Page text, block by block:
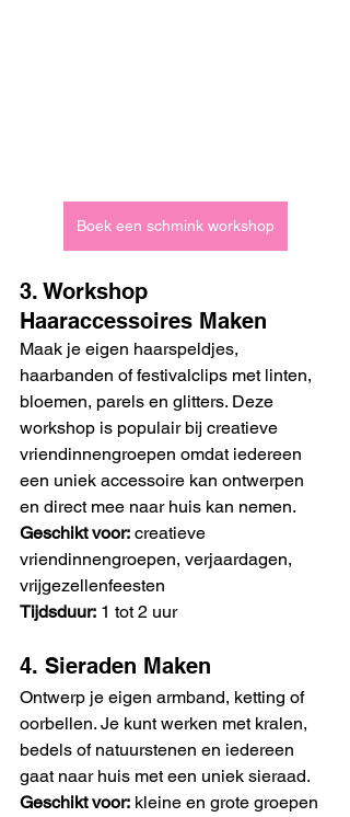
Boek een schmink workshop
3. Workshop
Haaraccessoires Maken
Maak je eigen haarspeldjes,
haarbanden of festivalclips met linten,
bloemen, parels en glitters. Deze
workshop is populair bij creatieve
vriendinnengroepen omdat iedereen
een uniek accessoire kan ontwerpen
en direct mee naar huis kan nemen.
Geschikt voor: creatieve
vriendinnengroepen, verjaardagen,
vrijgezellenfeesten
Tijdsduur: 1 tot 2 uur
4. Sieraden Maken
Ontwerp je eigen armband, ketting of
oorbellen. Je kunt werken met kralen,
bedels of natuurstenen en iedereen
gaat naar huis met een uniek sieraad.
Geschikt voor: kleine en grote groepen